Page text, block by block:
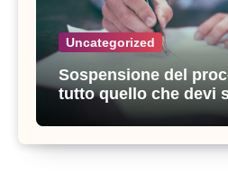
Uncategorized
Sospensione del
tutto quello che devi